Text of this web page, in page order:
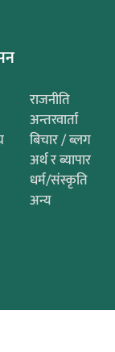
राजनीति
अन्तरवार्ता
बिचार / ब्लग
अर्थ र ब्यापार
धर्म/संस्कृति
अन्य